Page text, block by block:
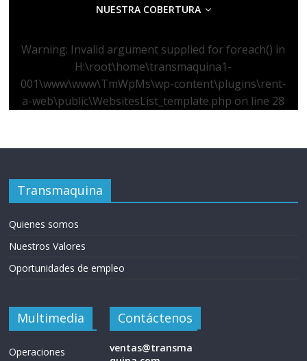
NUESTRA COBERTURA
Warning: Invalid argument supplied for foreach() in
H:\root\home\transmaquina1-
001\www\www\TmWpMs\wp-content\plugins\rent-
a-web\public\WebsitesList_template.php on line 28
Transmaquina
Quienes somos
Nuestros Valores
Oportunidades de empleo
Multimedia
Operaciones
Contáctenos
ventas@transma